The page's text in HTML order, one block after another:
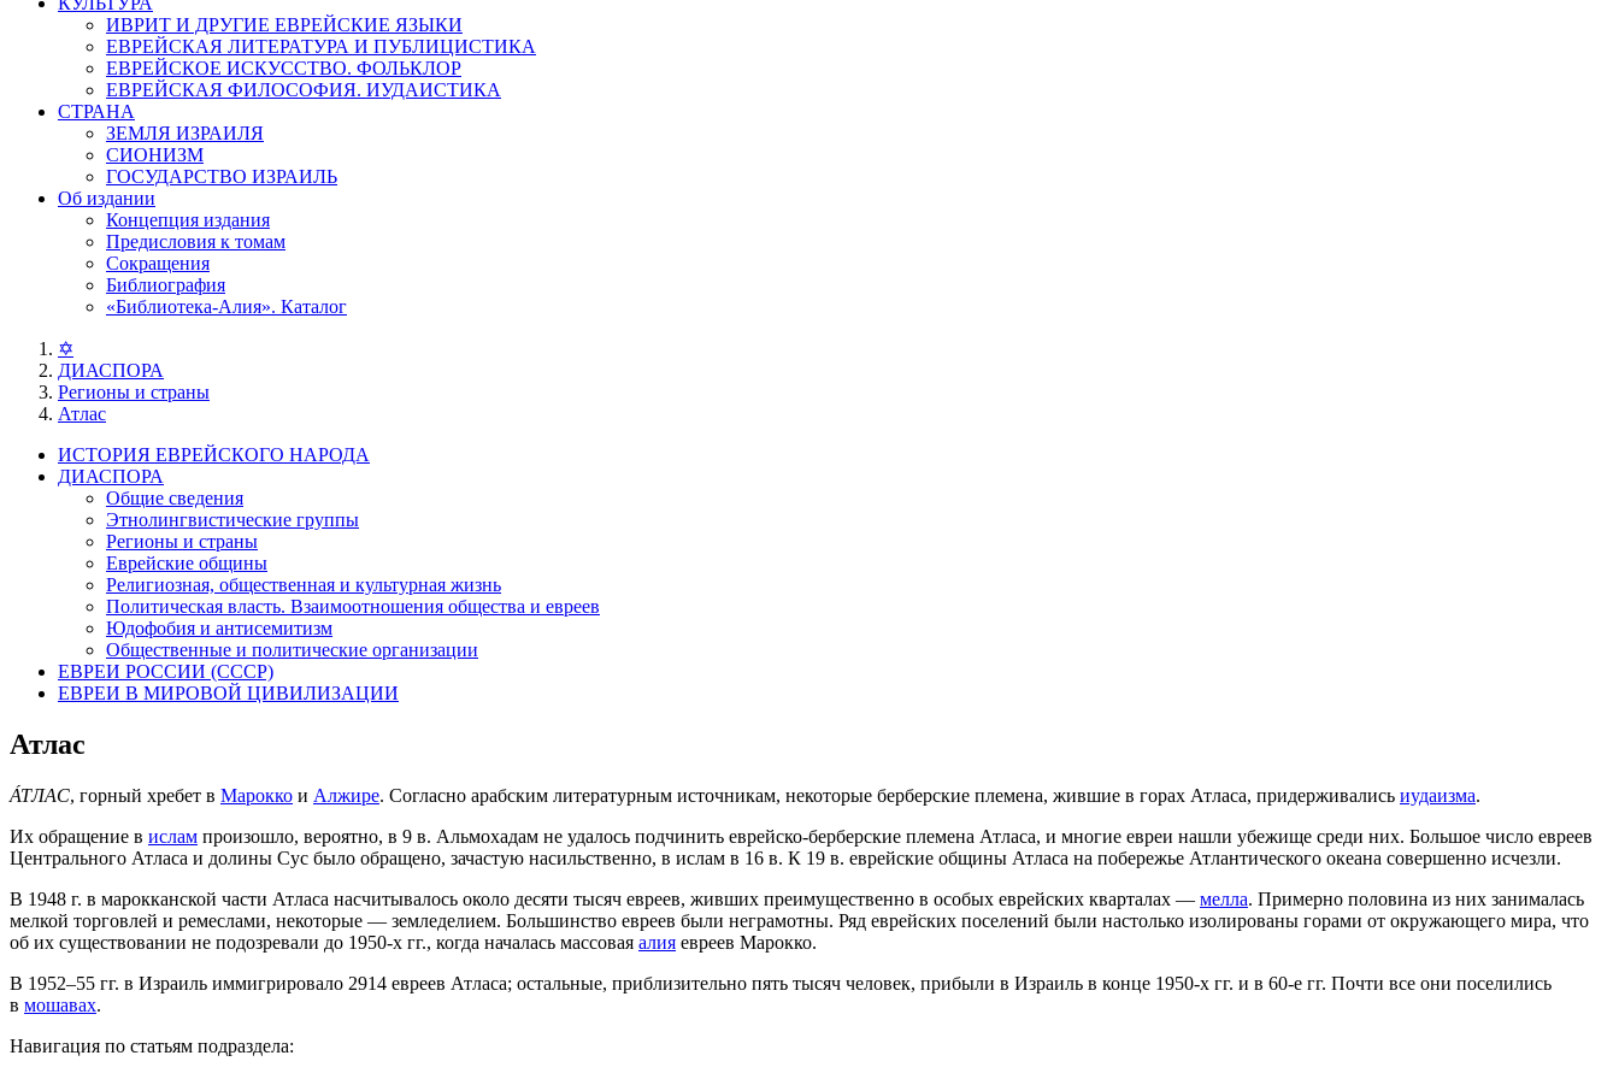
ИВРИТ И ДРУГИЕ ЕВРЕЙСКИЕ ЯЗЫКИ
ЕВРЕЙСКАЯ ЛИТЕРАТУРА И ПУБЛИЦИСТИКА
ЕВРЕЙСКОЕ ИСКУССТВО. ФОЛЬКЛОР
ЕВРЕЙСКАЯ ФИЛОСОФИЯ. ИУДАИСТИКА
СТРАНА
ЗЕМЛЯ ИЗРАИЛЯ
СИОНИЗМ
ГОСУДАРСТВО ИЗРАИЛЬ
Об издании
Концепция издания
Предисловия к томам
Сокращения
Библиография
«Библиотека-Алия». Каталог
✡
ДИАСПОРА
Регионы и страны
Атлас
ИСТОРИЯ ЕВРЕЙСКОГО НАРОДА
ДИАСПОРА
Общие сведения
Этнолингвистические группы
Регионы и страны
Еврейские общины
Религиозная, общественная и культурная жизнь
Политическая власть. Взаимоотношения общества и евреев
Юдофобия и антисемитизм
Общественные и политические организации
ЕВРЕИ РОССИИ (СССР)
ЕВРЕИ В МИРОВОЙ ЦИВИЛИЗАЦИИ
Атлас
А́ТЛАС, горный хребет в Марокко и Алжире. Согласно арабским литературным источникам, некоторые берберские племена, жившие в горах Атласа, придерживались иудаизма.
Их обращение в ислам произошло, вероятно, в 9 в. Альмохадам не удалось подчинить еврейско-берберские племена Атласа, и многие евреи нашли убежище среди них. Большое число евреев
Центрального Атласа и долины Сус было обращено, зачастую насильственно, в ислам в 16 в. К 19 в. еврейские общины Атласа на побережье Атлантического океана совершенно исчезли.
В 1948 г. в марокканской части Атласа насчитывалось около десяти тысяч евреев, живших преимущественно в особых еврейских кварталах — мелла. Примерно половина из них занималась
мелкой торговлей и ремеслами, некоторые — земледелием. Большинство евреев были неграмотны. Ряд еврейских поселений были настолько изолированы горами от окружающего мира, что
об их существовании не подозревали до 1950-х гг., когда началась массовая алия евреев Марокко.
В 1952–55 гг. в Израиль иммигрировало 2914 евреев Атласа; остальные, приблизительно пять тысяч человек, прибыли в Израиль в конце 1950-х гг. и в 60-е гг. Почти все они поселились
в мошавах.
Навигация по статьям подраздела: